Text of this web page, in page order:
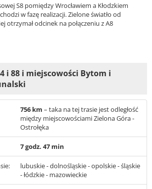
S8 pomiędzy Wrocławiem a Kłodzkiem
w fazę realizacji. Zielone światło od
otrzymał odcinek na połączeniu z A8
i 88 i miejscowości Bytom i
756 km – taka na tej trasie jest odległość
między miejscowościami Zielona Góra -
Ostrołęka
7 godz. 47 min
lubuskie - dolnośląskie - opolskie - śląskie
- łódzkie - mazowieckie